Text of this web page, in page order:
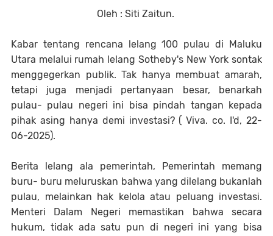
Oleh : Siti Zaitun.
Kabar tentang rencana lelang 100 pulau di Maluku
Utara melalui rumah lelang Sotheby's New York sontak
menggegerkan publik. Tak hanya membuat amarah,
tetapi juga menjadi pertanyaan besar, benarkah
pulau- pulau negeri ini bisa pindah tangan kepada
pihak asing hanya demi investasi? ( Viva. co. I'd, 22-
06-2025).
Berita lelang ala pemerintah, Pemerintah memang
buru- buru meluruskan bahwa yang dilelang bukanlah
pulau, melainkan hak kelola atau peluang investasi.
Menteri Dalam Negeri memastikan bahwa secara
hukum, tidak ada satu pun di negeri ini yang bisa